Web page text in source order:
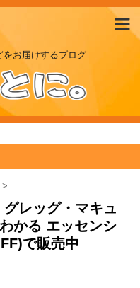
をお届けするブログ
>
レッグ・マキュ
かる エッセンシ
で販売中